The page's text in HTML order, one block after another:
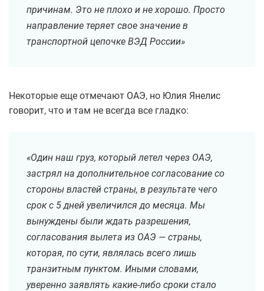
причинам. Это не плохо и не хорошо. Просто
направление теряет свое значение в
транспортной цепочке ВЭД России»
Некоторые еще отмечают ОАЭ, но Юлия Янелис
говорит, что и там не всегда все гладко:
«Один наш груз, который летел через ОАЭ,
застрял на дополнительное согласование со
стороны властей страны, в результате чего
срок с 5 дней увеличился до месяца. Мы
вынуждены были ждать разрешения,
согласования вылета из ОАЭ — страны,
которая, по сути, являлась всего лишь
транзитным пунктом. Иными словами,
уверенно заявлять какие-либо сроки стало